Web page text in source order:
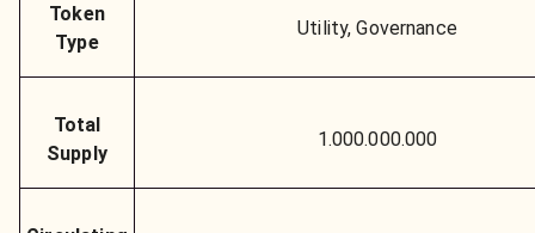
Token
Type
Utility, Governance
Total
Supply
1.000.000.000